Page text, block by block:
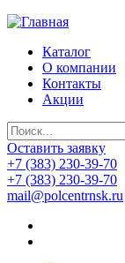
Каталог
О компании
Контакты
Акции
Оставить заявку
+7 (383) 230-39-70
+7 (383) 230-39-70
mail@polcentrnsk.ru